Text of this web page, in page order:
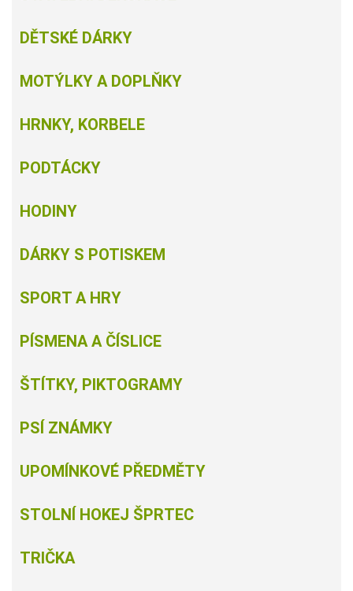
DĚTSKÉ DÁRKY
MOTÝLKY A DOPLŇKY
HRNKY, KORBELE
PODTÁCKY
HODINY
DÁRKY S POTISKEM
SPORT A HRY
PÍSMENA A ČÍSLICE
ŠTÍTKY, PIKTOGRAMY
PSÍ ZNÁMKY
UPOMÍNKOVÉ PŘEDMĚTY
STOLNÍ HOKEJ ŠPRTEC
TRIČKA